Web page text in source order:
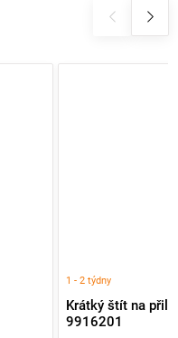
Krátký štít na
9916201
1 - 2 týdny